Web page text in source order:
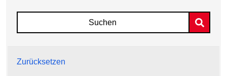
Suchen
Zurücksetzen